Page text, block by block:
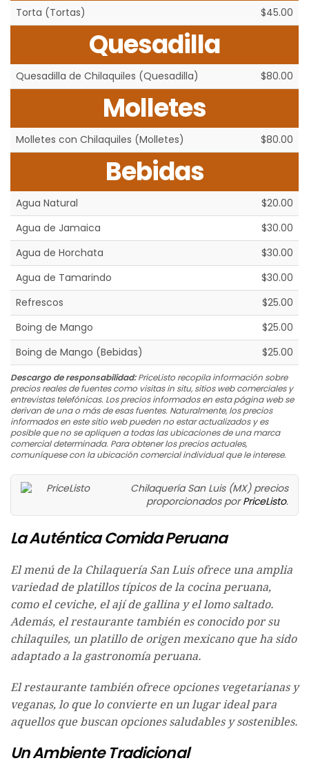
Torta (Tortas) $45.00
Quesadilla
Quesadilla de Chilaquiles (Quesadilla) $80.00
Molletes
Molletes con Chilaquiles (Molletes) $80.00
Bebidas
Agua Natural
$20.00
Agua de Jamaica
$30.00
Agua de Horchata
$30.00
Agua de Tamarindo
$30.00
Refrescos
$25.00
Boing de Mango
$25.00
Boing de Mango (Bebidas)
$25.00
Descargo de responsabilidad:PriceListo recopila información sobre
precios reales de fuentes como visitas in situ, sitios web comerciales y
entrevistas telefónicas. Los precios informados en esta página web se
derivan de una o más de esas fuentes. Naturalmente, los precios
informados en este sitio web pueden no estar actualizados y es
posible que no se apliquen a todas las ubicaciones de una marca
comercial determinada. Para obtener los precios actuales,
comuníquese con la ubicación comercial individual que le interese.
Chilaquería San Luis (MX) precios
proporcionados porPriceListo.
La Auténtica Comida Peruana
El menú de la Chilaquería San Luis ofrece una amplia
variedad de platillos típicos de la cocina peruana,
como el ceviche, el ají de gallina y el lomo saltado.
Además, el restaurante también es conocido por su
chilaquiles, un platillo de origen mexicano que ha sido
adaptado a la gastronomía peruana.
El restaurante también ofrece opciones vegetarianas y
veganas, lo que lo convierte en un lugar ideal para
aquellos que buscan opciones saludables y sostenibles.
Un Ambiente Tradicional